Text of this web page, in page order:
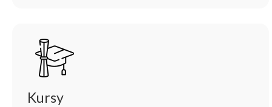
Kursy